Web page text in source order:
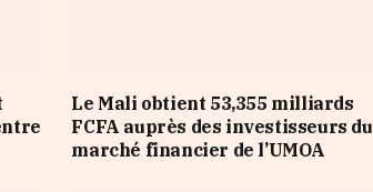
Le Mali obtient 53,355 milliards
FCFA auprès des investisseurs du
marché financier de l’UMOA